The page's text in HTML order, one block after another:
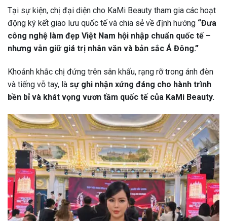
Tại sự kiện, chị đại diện cho KaMi Beauty tham gia các hoạt
động ký kết giao lưu quốc tế và chia sẻ về định hướng “Đưa
công nghệ làm đẹp Việt Nam hội nhập chuẩn quốc tế –
nhưng vẫn giữ giá trị nhân văn và bản sắc Á Đông.”
Khoảnh khắc chị đứng trên sân khấu, rạng rỡ trong ánh đèn
và tiếng vỗ tay, là sự ghi nhận xứng đáng cho hành trình
bền bỉ và khát vọng vươn tầm quốc tế của KaMi Beauty.